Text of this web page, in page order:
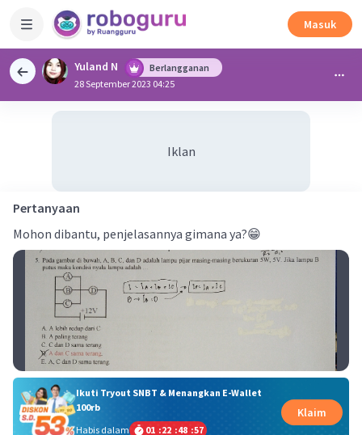
Masuk
Yuland N
Berlangganan
28 September 2023 04:25
Iklan
Pertanyaan
Mohon dibantu, penjelasannya gimana ya?😁
Ikuti Tryout SNBT & Menangkan E-Wallet
100rb
Habis dalam
01 :22 :48 :57
Klaim